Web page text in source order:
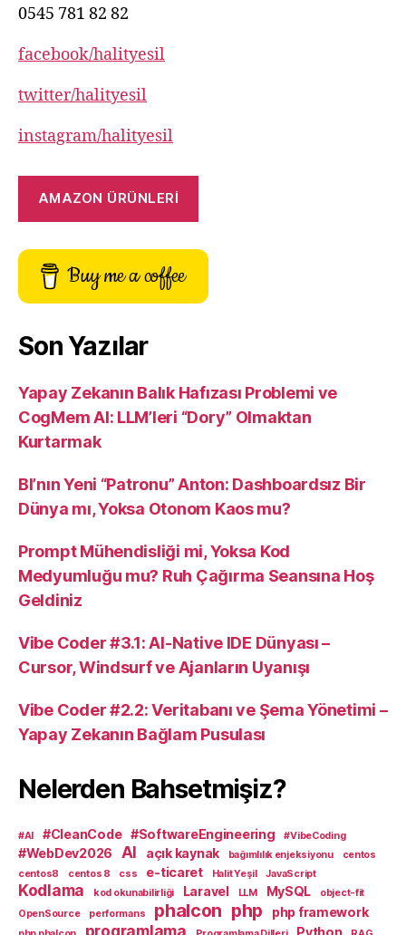
0545 781 82 82
facebook/halityesil
twitter/halityesil
instagram/halityesil
AMAZON ÜRÜNLERİ
Buy me a coffee
Son Yazılar
Yapay Zekanın Balık Hafızası Problemi ve
CogMem AI: LLM’leri “Dory” Olmaktan
Kurtarmak
BI’nın Yeni “Patronu” Anton: Dashboardsız Bir
Dünya mı, Yoksa Otonom Kaos mu?
Prompt Mühendisliği mi, Yoksa Kod
Medyumluğu mu? Ruh Çağırma Seansına Hoş
Geldiniz
Vibe Coder #3.1: AI-Native IDE Dünyası –
Cursor, Windsurf ve Ajanların Uyanışı
Vibe Coder #2.2: Veritabanı ve Şema Yönetimi –
Yapay Zekanın Bağlam Pusulası
Nelerden Bahsetmişiz?
#AI #CleanCode #SoftwareEngineering #VibeCoding
#WebDev2026 AI açık kaynak bağımlılık enjeksiyonu
centos
centos8
centos 8 css e-ticaret Halit Yeşil JavaScript
Kodlama kod okunabilirliği Laravel LLM MySQL
object-fit
OpenSource
performans phalcon php php framework
programlama Python